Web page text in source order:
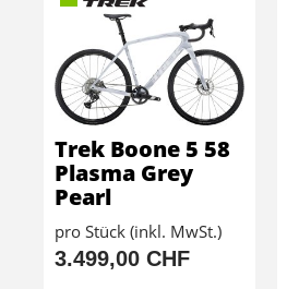
Trek Boone 5 58
Plasma Grey
Pearl
pro Stück (inkl. MwSt.)
3.499,00 CHF